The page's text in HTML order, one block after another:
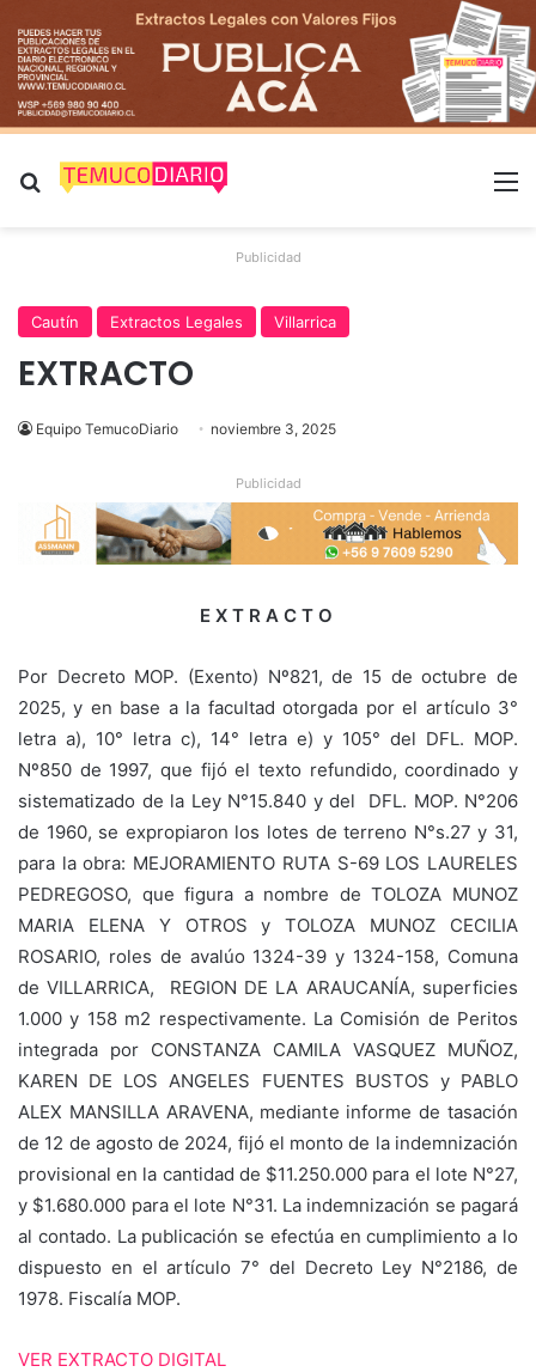
Buscar por
Publicidad
Cautín Extractos Legales Villarrica
EXTRACTO
Equipo TemucoDiario noviembre 3, 2025
Publicidad
E X T R A C T O
Por Decreto MOP. (Exento) Nº821, de 15 de octubre de
2025, y en base a la facultad otorgada por el artículo 3°
letra a), 10° letra c), 14° letra e) y 105° del DFL. MOP.
Nº850 de 1997, que fijó el texto refundido, coordinado y
sistematizado de la Ley N°15.840 y del DFL. MOP. N°206
de 1960, se expropiaron los lotes de terreno N°s.27 y 31,
para la obra: MEJORAMIENTO RUTA S-69 LOS LAURELES
PEDREGOSO, que figura a nombre de TOLOZA MUNOZ
MARIA ELENA Y OTROS y TOLOZA MUNOZ CECILIA
ROSARIO, roles de avalúo 1324-39 y 1324-158, Comuna
de VILLARRICA, REGION DE LA ARAUCANÍA, superficies
1.000 y 158 m2 respectivamente. La Comisión de Peritos
integrada por CONSTANZA CAMILA VASQUEZ MUÑOZ,
KAREN DE LOS ANGELES FUENTES BUSTOS y PABLO
ALEX MANSILLA ARAVENA, mediante informe de tasación
de 12 de agosto de 2024, fijó el monto de la indemnización
provisional en la cantidad de $11.250.000 para el lote N°27,
y $1.680.000 para el lote N°31. La indemnización se pagará
al contado. La publicación se efectúa en cumplimiento a lo
dispuesto en el artículo 7° del Decreto Ley N°2186, de
1978. Fiscalía MOP.
VER EXTRACTO DIGITAL